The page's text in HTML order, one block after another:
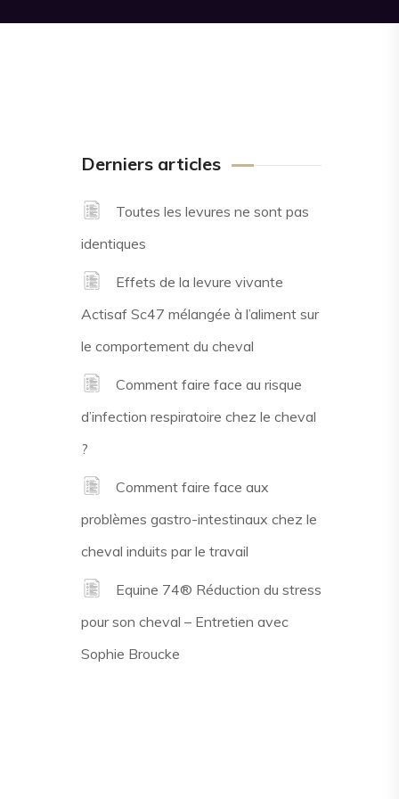
Derniers articles
Toutes les levures ne sont pas
identiques
Effets de la levure vivante
Actisaf Sc47 mélangée à l’aliment sur
le comportement du cheval
Comment faire face au risque
d’infection respiratoire chez le cheval
?
Comment faire face aux
problèmes gastro-intestinaux chez le
cheval induits par le travail
Equine 74® Réduction du stress
pour son cheval – Entretien avec
Sophie Broucke